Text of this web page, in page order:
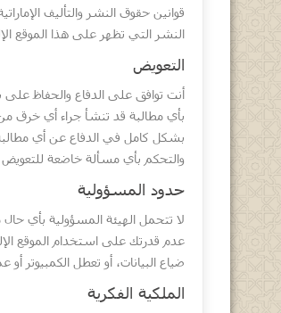
قوانين حقوق النشر والتأليف
النشر التي تظهر على هذا الموقع
التعويض
أنت توافق على الدفاع والحفاظ
بأي مطالبة قد تنشأ جراء أي خرق
بشكل كامل في الدفاع عن أي مطالبة
والتحكم بأي مسألة خاضعة
حدود المسؤولية
لا تتحمل الهيئة المسؤولية بأي حال
عدم قدرتك على استخدام الموقع
ضياع البيانات، أو تعطل الكمبيوتر
الملكية الفكرية